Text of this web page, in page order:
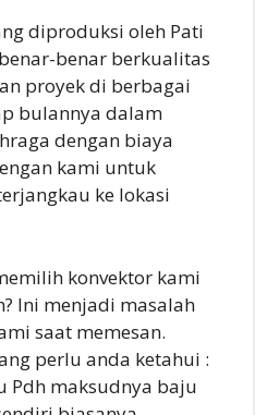
diproduksi oleh Pati
benar berkualitas
proyek di berbagai
bulannya dalam
dengan biaya
kami untuk
ke lokasi
konvektor kami
Ini menjadi masalah
saat memesan.
perlu anda ketahui :
Pdh maksudnya baju